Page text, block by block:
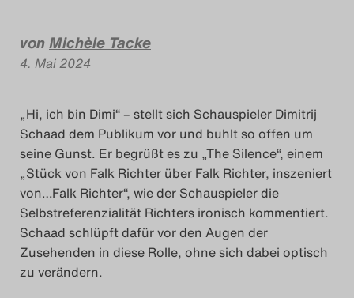
Das Theatertreffen-Blog
Das Theatertreffen-Blog
2021
Das Theatertreffen-Blog
2022
Das Theatertreffen-Blog
vonMichèle Tacke
4. Mai 2024
„Hi, ich bin Dimi“ – stellt sich Schauspieler Dimitrij
Schaad dem Publikum vor und buhlt so offen um
seine Gunst. Er begrüßt es zu „The Silence“, einem
„Stück von Falk Richter über Falk Richter, inszeniert
von…Falk Richter“, wie der Schauspieler die
Selbstreferenzialität Richters ironisch kommentiert.
Schaad schlüpft dafür vor den Augen der
Zusehenden in diese Rolle, ohne sich dabei optisch
zu verändern.